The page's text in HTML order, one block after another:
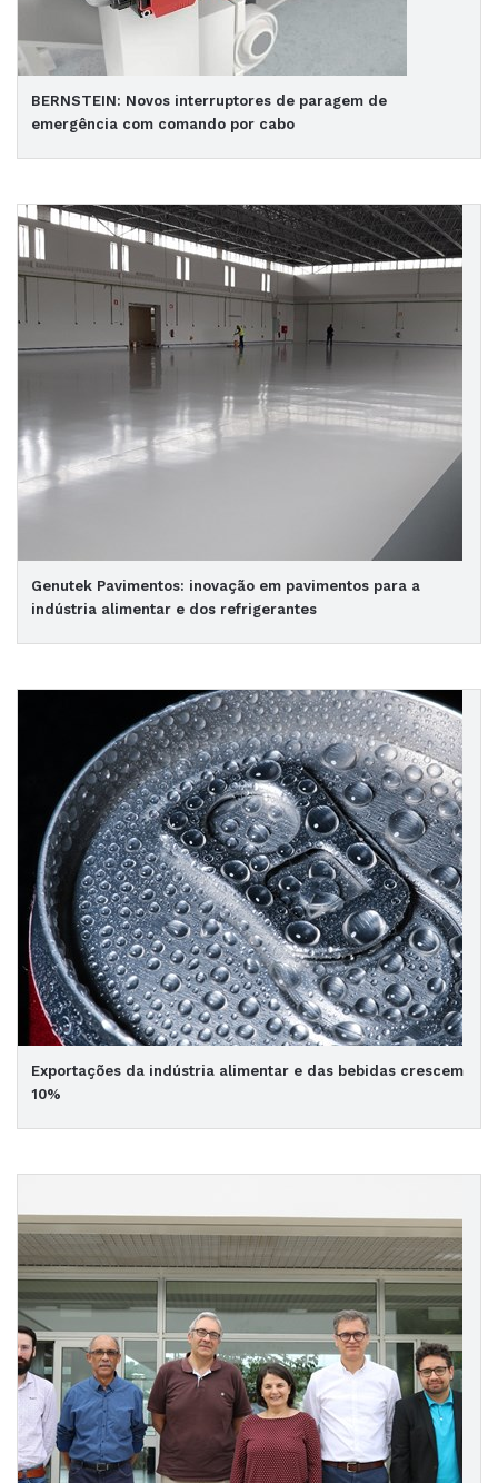
BERNSTEIN: Novos interruptores de paragem de
emergência com comando por cabo
Genutek Pavimentos: inovação em pavimentos para a
indústria alimentar e dos refrigerantes
Exportações da indústria alimentar e das bebidas crescem
10%